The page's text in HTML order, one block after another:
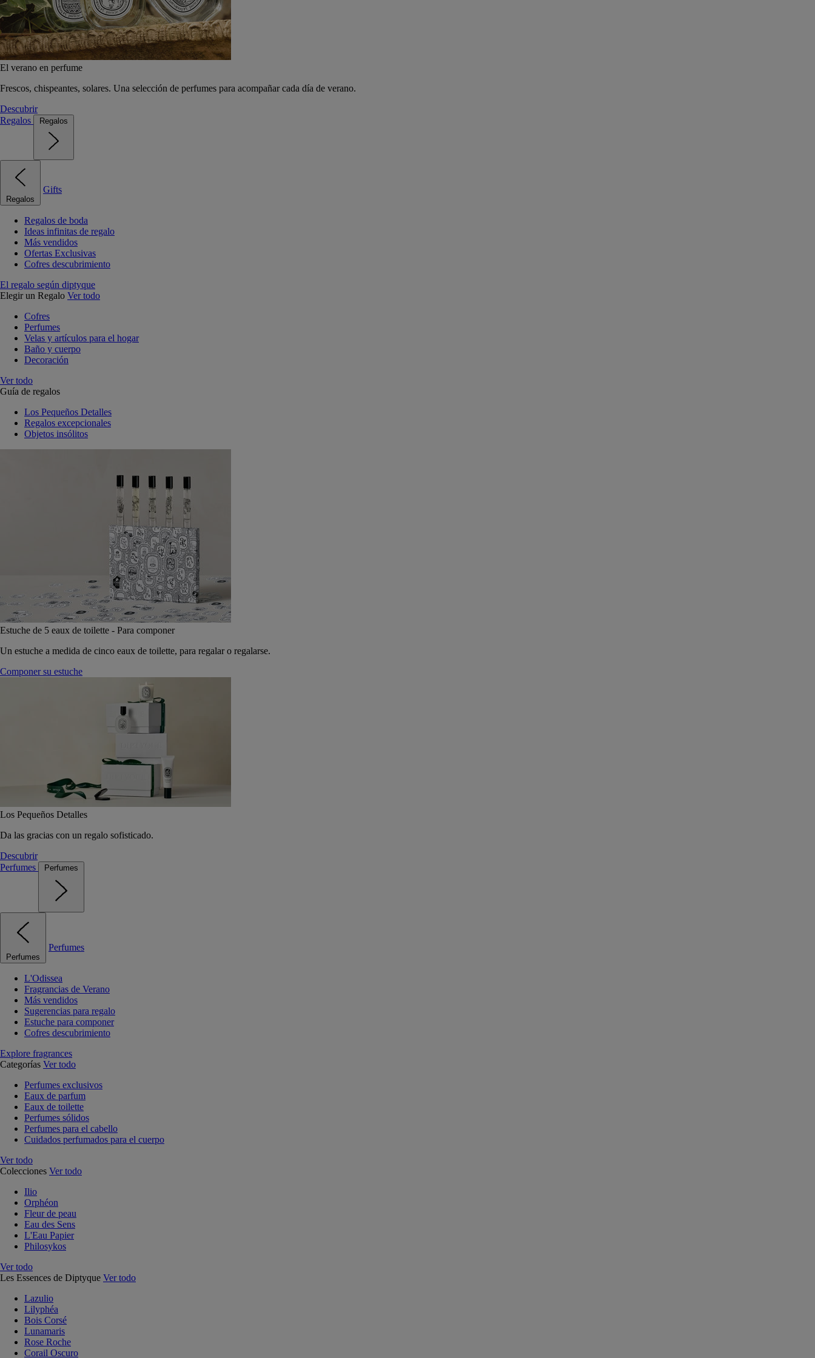
El verano en perfume
Frescos, chispeantes, solares. Una selección de perfumes para acompañar cada día de verano.
Descubrir
Regalos
Regalos
Regalos
Gifts
Regalos de boda
Ideas infinitas de regalo
Más vendidos
Ofertas Exclusivas
Cofres descubrimiento
El regalo según diptyque
Elegir un Regalo Ver todo
Cofres
Perfumes
Velas y artículos para el hogar
Baño y cuerpo
Decoración
Ver todo
Guía de regalos
Los Pequeños Detalles
Regalos excepcionales
Objetos insólitos
Estuche de 5 eaux de toilette - Para componer
Un estuche a medida de cinco eaux de toilette, para regalar o regalarse.
Componer su estuche
Los Pequeños Detalles
Da las gracias con un regalo sofisticado.
Descubrir
Perfumes
Perfumes
Perfumes
Perfumes
L'Odissea
Fragrancias de Verano
Más vendidos
Sugerencias para regalo
Estuche para componer
Cofres descubrimiento
Explore fragrances
Categorías Ver todo
Perfumes exclusivos
Eaux de parfum
Eaux de toilette
Perfumes sólidos
Perfumes para el cabello
Cuidados perfumados para el cuerpo
Ver todo
Colecciones Ver todo
Ilio
Orphéon
Fleur de peau
Eau des Sens
L'Eau Papier
Philosykos
Ver todo
Les Essences de Diptyque Ver todo
Lazulio
Lilyphéa
Bois Corsé
Lunamaris
Rose Roche
Corail Oscuro